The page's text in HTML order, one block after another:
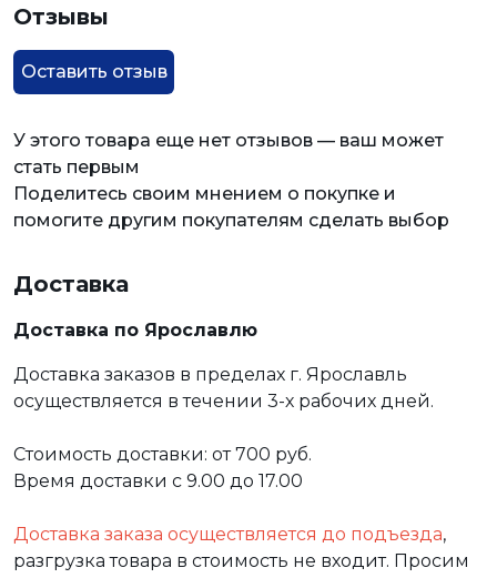
Отзывы
Оставить отзыв
У этого товара еще нет отзывов — ваш может
стать первым
Поделитесь своим мнением о покупке и
помогите другим покупателям сделать выбор
Доставка
Доставка по Ярославлю
Доставка заказов в пределах г. Ярославль
осуществляется в течении 3-х рабочих дней.
Стоимость доставки: от 700 руб.
Время доставки с 9.00 до 17.00
Доставка заказа осуществляется до подъезда,
разгрузка товара в стоимость не входит. Просим